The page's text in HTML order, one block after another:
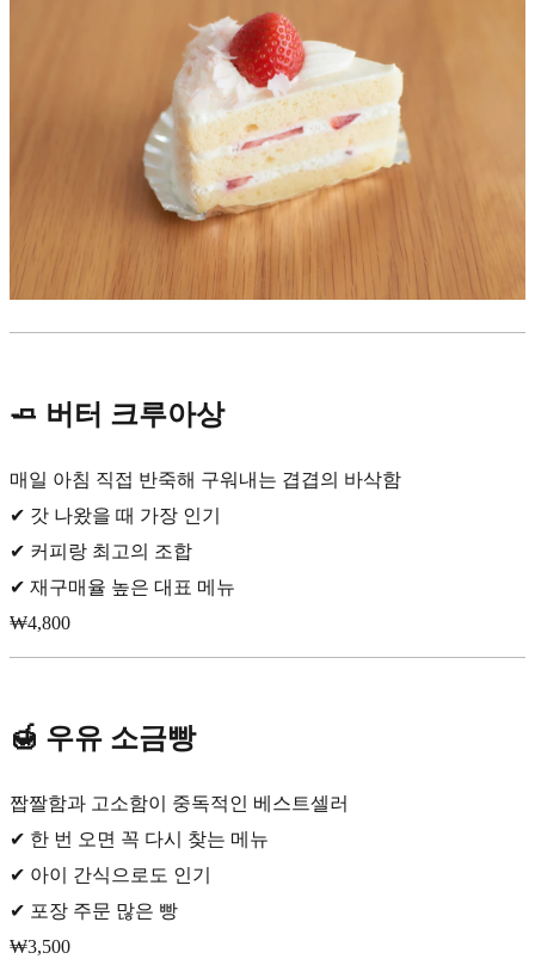
🧈 버터 크루아상
매일 아침 직접 반죽해 구워내는 겹겹의 바삭함
✔ 갓 나왔을 때 가장 인기
✔ 커피랑 최고의 조합
✔ 재구매율 높은 대표 메뉴
₩4,800
🍯 우유 소금빵
짭짤함과 고소함이 중독적인 베스트셀러
✔ 한 번 오면 꼭 다시 찾는 메뉴
✔ 아이 간식으로도 인기
✔ 포장 주문 많은 빵
₩3,500